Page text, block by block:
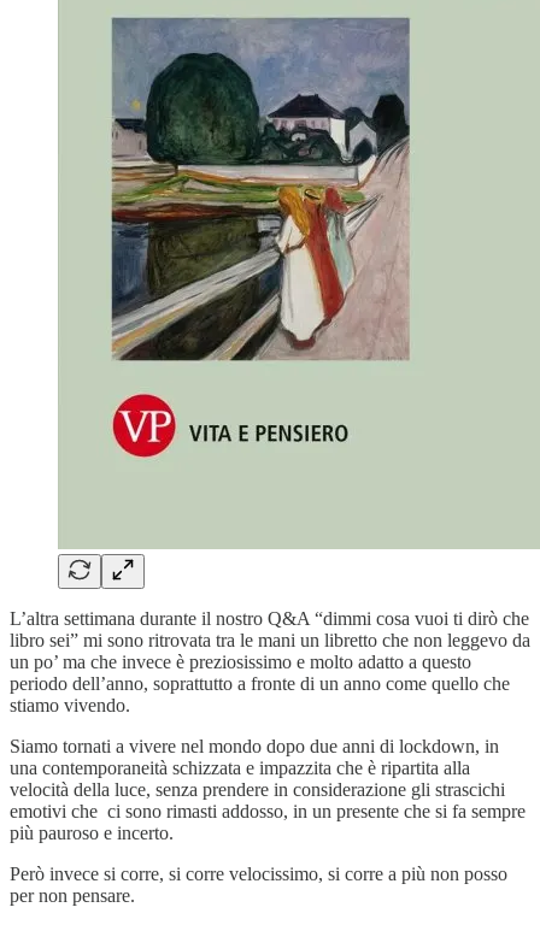
L’altra settimana durante il nostro Q&A “dimmi cosa vuoi ti dirò che
libro sei” mi sono ritrovata tra le mani un libretto che non leggevo da
un po’ ma che invece è preziosissimo e molto adatto a questo
periodo dell’anno, soprattutto a fronte di un anno come quello che
stiamo vivendo.
Siamo tornati a vivere nel mondo dopo due anni di lockdown, in
una contemporaneità schizzata e impazzita che è ripartita alla
velocità della luce, senza prendere in considerazione gli strascichi
emotivi che ci sono rimasti addosso, in un presente che si fa sempre
più pauroso e incerto.
Però invece si corre, si corre velocissimo, si corre a più non posso
per non pensare.